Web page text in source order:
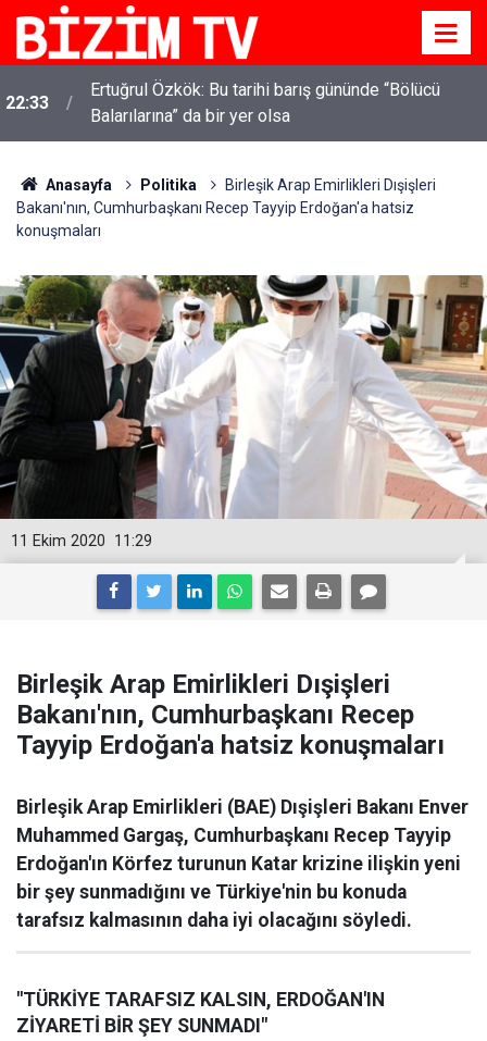
22:33
Ertuğrul Özkök: Bu tarihi barış gününde “Bölücü
Balarılarına” da bir yer olsa
Anasayfa Politika
Birleşik Arap Emirlikleri Dışişleri
Bakanı'nın, Cumhurbaşkanı Recep Tayyip Erdoğan'a hatsiz
konuşmaları
11:29
11 Ekim 2020
Birleşik Arap Emirlikleri Dışişleri
Bakanı'nın, Cumhurbaşkanı Recep
Tayyip Erdoğan'a hatsiz konuşmaları
Birleşik Arap Emirlikleri (BAE) Dışişleri Bakanı Enver
Muhammed Gargaş, Cumhurbaşkanı Recep Tayyip
Erdoğan'ın Körfez turunun Katar krizine ilişkin yeni
bir şey sunmadığını ve Türkiye'nin bu konuda
tarafsız kalmasının daha iyi olacağını söyledi.
"TÜRKİYE TARAFSIZ KALSIN, ERDOĞAN'IN
ZİYARETİ BİR ŞEY SUNMADI"